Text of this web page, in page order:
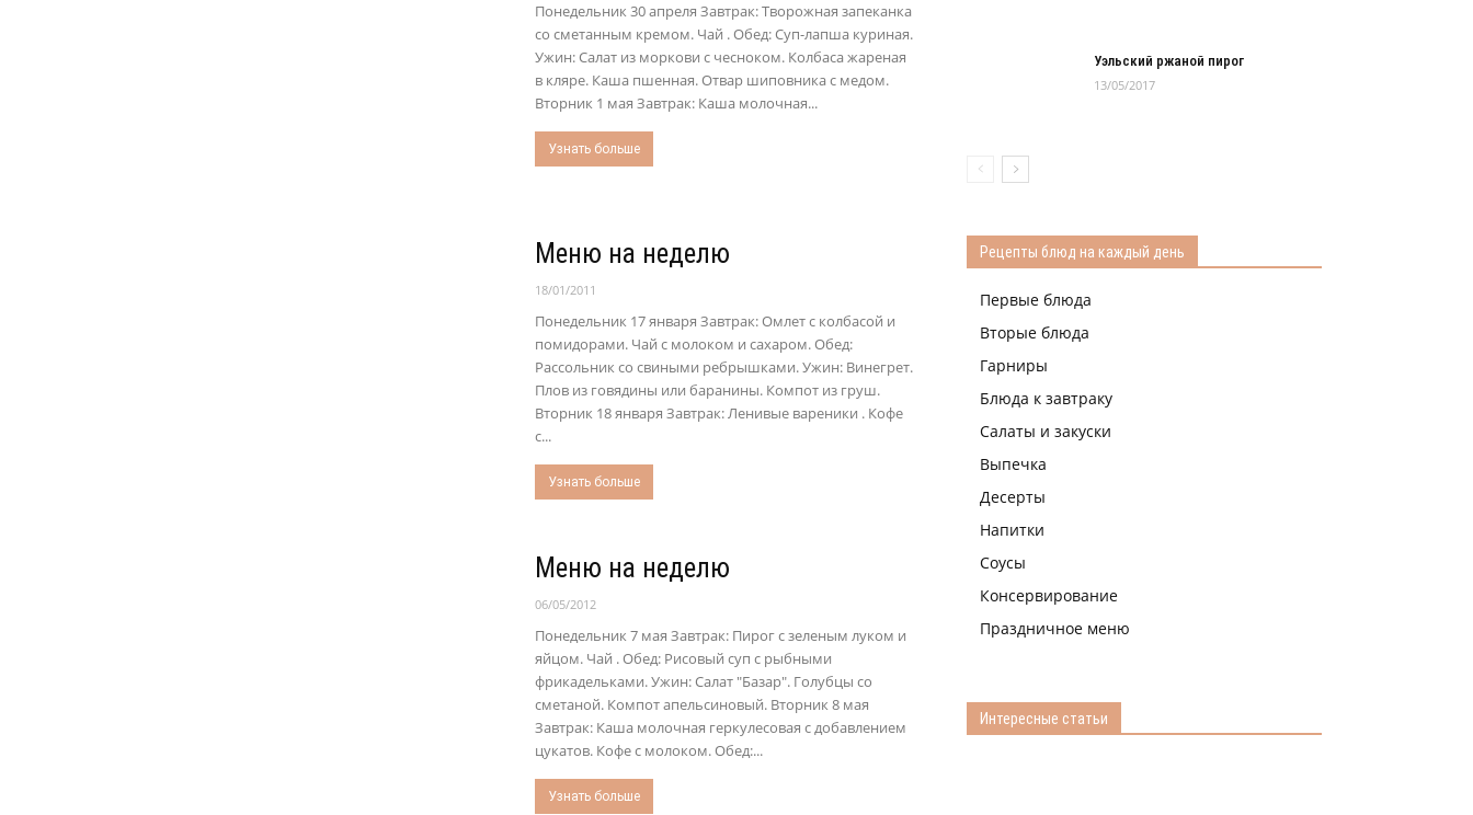
Понедельник 30 апреля Завтрак: Творожная запеканка
со сметанным кремом. Чай . Обед: Суп-лапша куриная.
Ужин: Салат из моркови с чесноком. Колбаса жареная
в кляре. Каша пшенная. Отвар шиповника с медом.
Вторник 1 мая Завтрак: Каша молочная...
Узнать больше
Меню на неделю
18/01/2011
Понедельник 17 января Завтрак: Омлет с колбасой и
помидорами. Чай с молоком и сахаром. Обед:
Рассольник со свиными ребрышками. Ужин: Винегрет.
Плов из говядины или баранины. Компот из груш.
Вторник 18 января Завтрак: Ленивые вареники . Кофе
с...
Узнать больше
Меню на неделю
06/05/2012
Понедельник 7 мая Завтрак: Пирог с зеленым луком и
яйцом. Чай . Обед: Рисовый суп с рыбными
фрикадельками. Ужин: Салат "Базар". Голубцы со
сметаной. Компот апельсиновый. Вторник 8 мая
Завтрак: Каша молочная геркулесовая с добавлением
цукатов. Кофе с молоком. Обед:...
Узнать больше
Уэльский ржаной пирог
13/05/2017
Рецепты блюд на каждый день
Первые блюда
Вторые блюда
Гарниры
Блюда к завтраку
Салаты и закуски
Выпечка
Десерты
Напитки
Соусы
Консервирование
Праздничное меню
Интересные статьи